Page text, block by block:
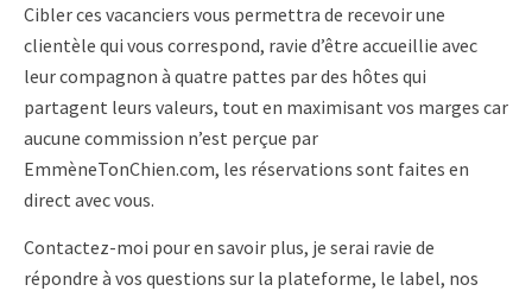
Cibler ces vacanciers vous permettra de recevoir une
clientèle qui vous correspond, ravie d’être accueillie avec
leur compagnon à quatre pattes par des hôtes qui
partagent leurs valeurs, tout en maximisant vos marges car
aucune commission n’est perçue par
EmmèneTonChien.com, les réservations sont faites en
direct avec vous.
Contactez-moi pour en savoir plus, je serai ravie de
répondre à vos questions sur la plateforme, le label, nos